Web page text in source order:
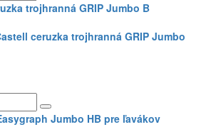
trojhranná GRIP Jumbo B
ceruzka trojhranná GRIP Jumbo
Jumbo HB pre ľavákov